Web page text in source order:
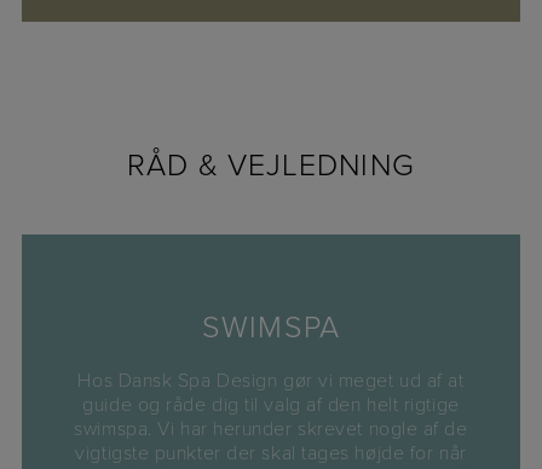
RÅD & VEJLEDNING
SWIMSPA
Hos Dansk Spa Design gør vi meget ud af at
guide og råde dig til valg af den helt rigtige
swimspa. Vi har herunder skrevet nogle af de
vigtigste punkter der skal tages højde for når